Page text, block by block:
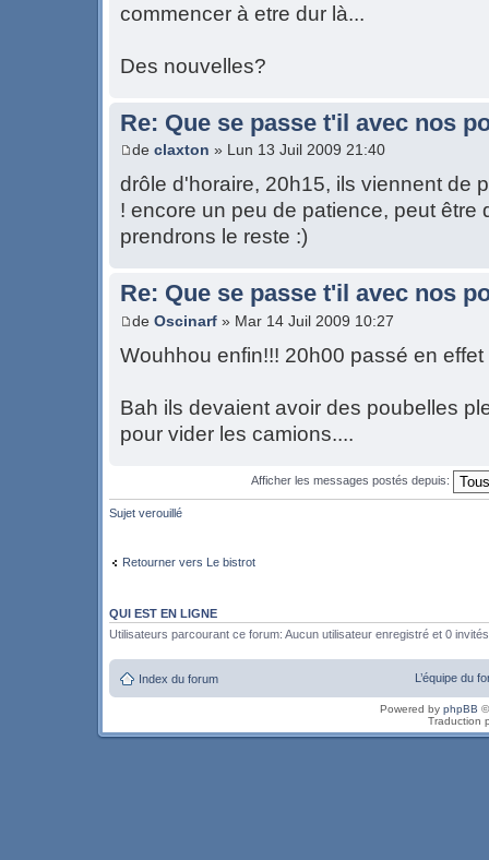
commencer à etre dur là...
Des nouvelles?
Re: Que se passe t'il avec nos
de claxton » Lun 13 Juil 2009 21:40
drôle d'horaire, 20h15, ils viennent de
! encore un peu de patience, peut être
prendrons le reste :)
Re: Que se passe t'il avec nos
de Oscinarf » Mar 14 Juil 2009 10:27
Wouhhou enfin!!! 20h00 passé en effet
Bah ils devaient avoir des poubelles
pour vider les camions....
Afficher les messages postés depuis:
Sujet verouillé
Retourner vers Le bistrot
QUI EST EN LIGNE
Utilisateurs parcourant ce forum: Aucun utilisateur enregistré et 0 invités
Index du forum L’équipe du
Powered by phpBB
Traduction